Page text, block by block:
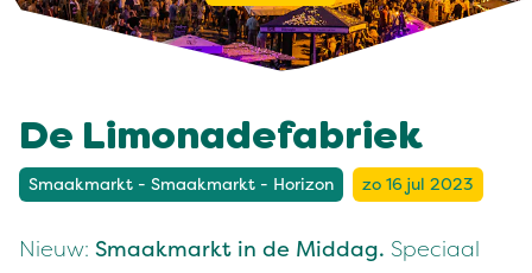
De Limonadefabriek
Smaakmarkt - Smaakmarkt - Horizon zo 16 jul 2023
Nieuw: Smaakmarkt in de Middag. Speciaal